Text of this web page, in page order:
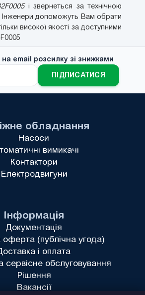
і звернеться за технічною
Інженери допоможуть Вам обрати
високої якості за доступними
на email розсилку зі знижками
ПІДПИСАТИСЯ
Інформація
Документація
оферта (публічна угода)
і оплата
сервісне обслуговування
Рішення
Вакансії
обладнання
Насоси
вимикачі
Контактори
Електродвигуни